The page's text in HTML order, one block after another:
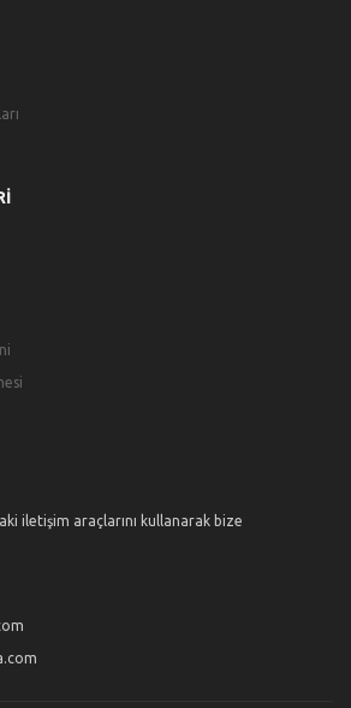
iletişim araçlarını kullanarak bize